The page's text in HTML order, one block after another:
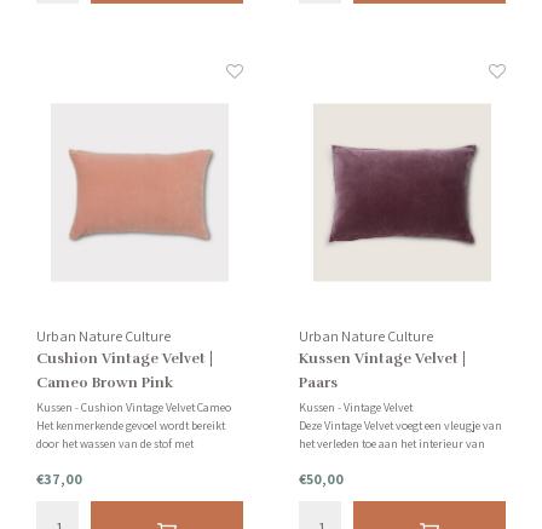
Urban Nature Culture
Cushion Vintage Velvet |
Cameo Brown Pink
Kussen - Cushion Vintage Velvet Cameo
Het kenmerkende gevoel wordt bereikt
door het wassen van de stof met
vintage uitstraling krijgt waar we
allemaal van houden. Inclusief
€37,00
Urban Nature Culture
Kussen Vintage Velvet |
Paars
Kussen - Vintage Velvet
Deze Vintage Velvet voegt een vleugje van
het verleden toe aan het interieur van
kussenhoes van getransformeerd fluweel.
Inclusief binnenhoes.
€50,00